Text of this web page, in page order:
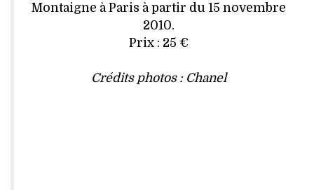
Montaigne à Paris à partir du 15 novembre
2010.
Prix : 25 €
Crédits photos : Chanel